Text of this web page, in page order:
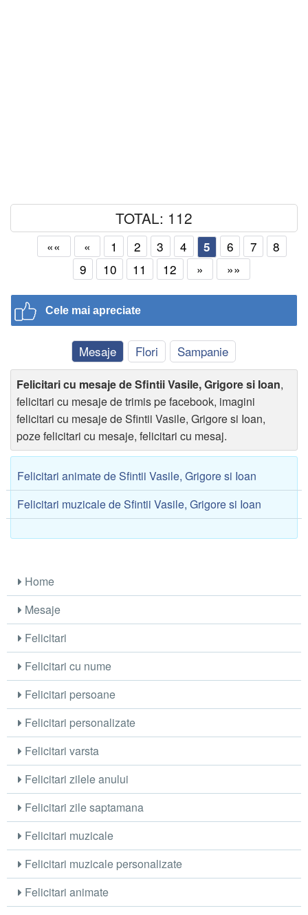
TOTAL: 112
«« « 1 2 3 4 5 6 7
8
9
10 11 12 » »»
Cele mai apreciate
Mesaje Flori Sampanie
Felicitari cu mesaje de Sfintii Vasile, Grigore si Ioan,
felicitari cu mesaje de trimis pe facebook, imagini
felicitari cu mesaje de Sfintii Vasile, Grigore si Ioan,
poze felicitari cu mesaje, felicitari cu mesaj.
Felicitari animate de Sfintii Vasile, Grigore si Ioan
Felicitari muzicale de Sfintii Vasile, Grigore si Ioan
Home
Mesaje
Felicitari
Felicitari cu nume
Felicitari persoane
Felicitari personalizate
Felicitari varsta
Felicitari zilele anului
Felicitari zile saptamana
Felicitari muzicale
Felicitari muzicale personalizate
Felicitari animate